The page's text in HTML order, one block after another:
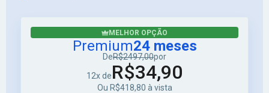
MELHOR OPÇÃO
Premium24 meses
DeR$2497,00por
12x deR$34,90
Ou R$418,80 à vista